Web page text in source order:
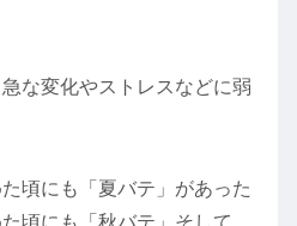
な変化やストレスなどに弱
頃にも「夏バテ」があった
頃にも「秋バテ」そして、